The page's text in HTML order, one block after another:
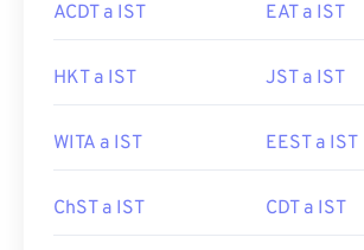
ACDT a IST EAT a IST
HKT a IST JST a IST
WITA a IST EEST a IST
ChST a IST CDT a IST